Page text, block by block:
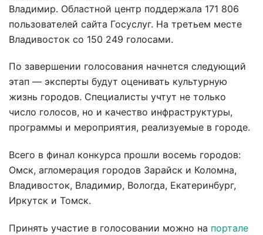
Владимир. Областной центр поддержала 171 806
пользователей сайта Госуслуг. На третьем месте
Владивосток со 150 249 голосами.
По завершении голосования начнется следующий
этап — эксперты будут оценивать культурную
жизнь городов. Специалисты учтут не только
число голосов, но и качество инфраструктуры,
программы и мероприятия, реализуемые в городе.
Всего в финал конкурса прошли восемь городов:
Омск, агломерация городов Зарайск и Коломна,
Владивосток, Владимир, Вологда, Екатеринбург,
Иркутск и Томск.
Принять участие в голосовании можно на портале